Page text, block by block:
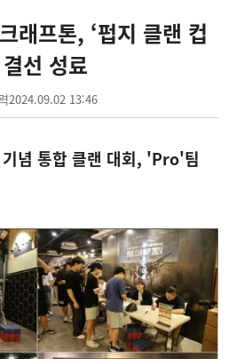
래프톤, ‘펍지 클랜 컵
선 성료
2024.09.02 13:46
념 통합 클랜 대회, 'Pro'팀